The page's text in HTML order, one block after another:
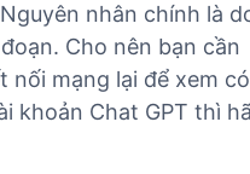
nhân chính là
Cho nên bạn cần
nối mạng lại để xem có
khoản Chat GPT thì